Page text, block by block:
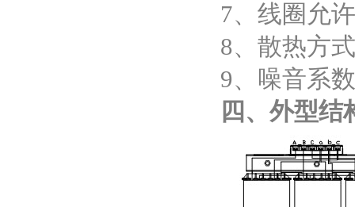
7、线圈允
8、散热方
9、噪音系
四、外型结